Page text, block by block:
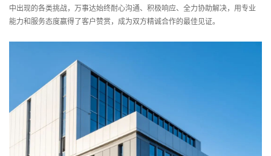
中出现的各类挑战，万事达始终耐心沟通、积极响应、全力协助解决，用专业
能力和服务态度赢得了客户赞赏，成为双方精诚合作的最佳见证。